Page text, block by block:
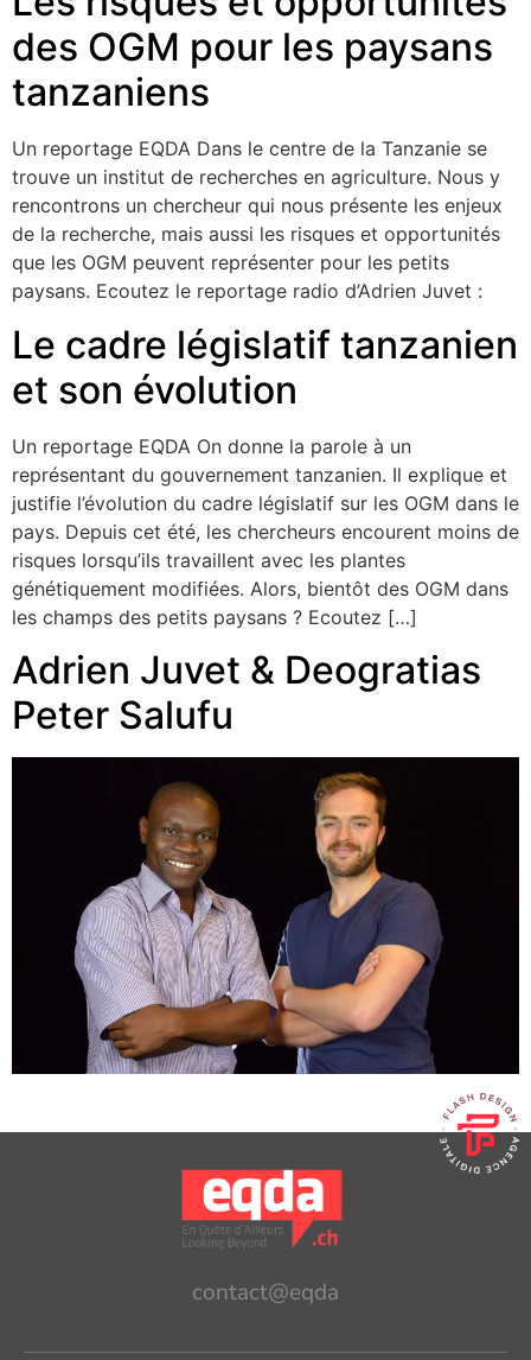
des OGM pour les paysans
tanzaniens
Un reportage EQDA Dans le centre de la Tanzanie se
trouve un institut de recherches en agriculture. Nous y
rencontrons un chercheur qui nous présente les enjeux
de la recherche, mais aussi les risques et opportunités
que les OGM peuvent représenter pour les petits
paysans. Ecoutez le reportage radio d’Adrien Juvet :
Le cadre législatif tanzanien
et son évolution
Un reportage EQDA On donne la parole à un
représentant du gouvernement tanzanien. Il explique et
justifie l’évolution du cadre législatif sur les OGM dans le
pays. Depuis cet été, les chercheurs encourent moins de
risques lorsqu’ils travaillent avec les plantes
génétiquement modifiées. Alors, bientôt des OGM dans
les champs des petits paysans ? Ecoutez […]
Adrien Juvet & Deogratias
Peter Salufu
contact@eqda